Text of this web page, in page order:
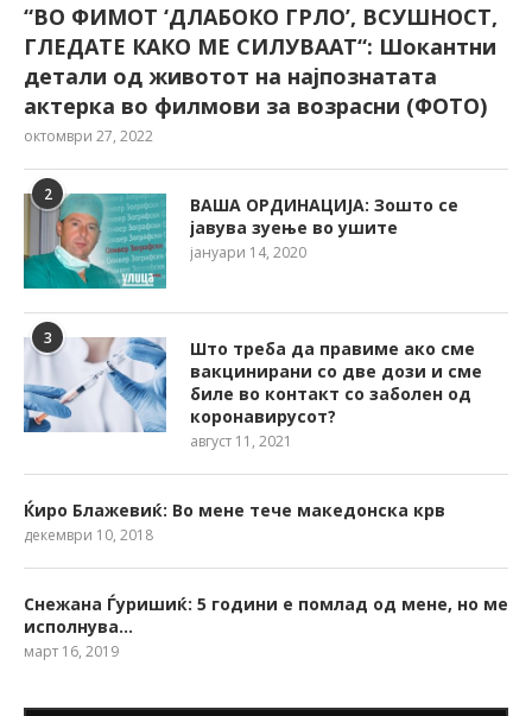
“ВО ФИМОТ ‘ДЛАБОКО ГРЛО’, ВСУШНОСТ,
ГЛЕДАТЕ КАКО МЕ СИЛУВААТ“: Шокантни
детали од животот на најпознатата
актерка во филмови за возрасни (ФОТО)
октомври 27, 2022
2
ВАША ОРДИНАЦИЈА: Зошто се
јавува зуење во ушите
јануари 14, 2020
3
Што треба да правиме ако сме
вакцинирани со две дози и сме
биле во контакт со заболен од
коронавирусот?
август 11, 2021
Ќиро Блажевиќ: Во мене тече македонска крв
декември 10, 2018
Снежана Ѓуришиќ: 5 години е помлад од мене, но ме
исполнува…
март 16, 2019